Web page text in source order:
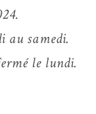
au samedi.
le lundi.